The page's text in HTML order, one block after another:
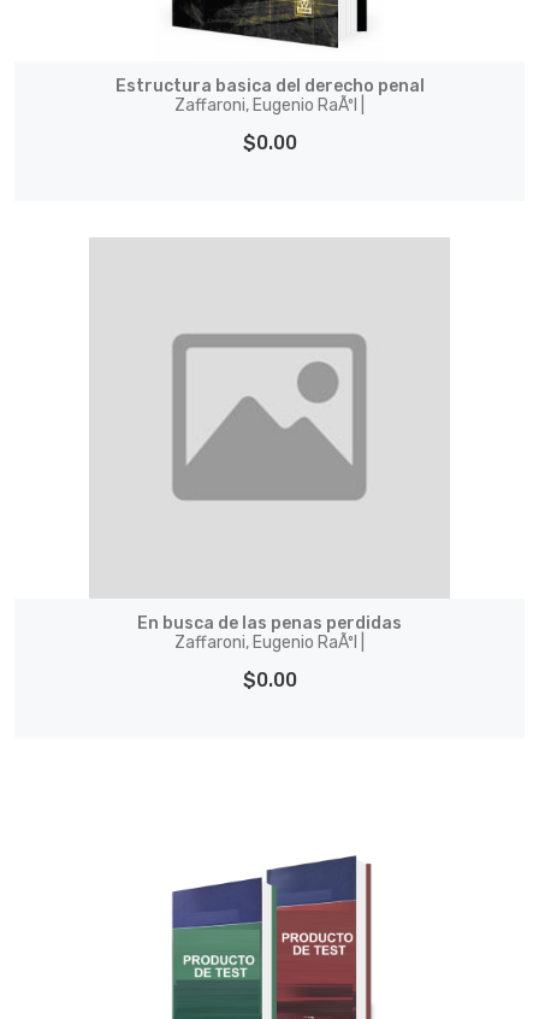
Estructura basica del derecho penal
Zaffaroni, Eugenio RaÃºl |
$0.00
En busca de las penas perdidas
Zaffaroni, Eugenio RaÃºl |
$0.00